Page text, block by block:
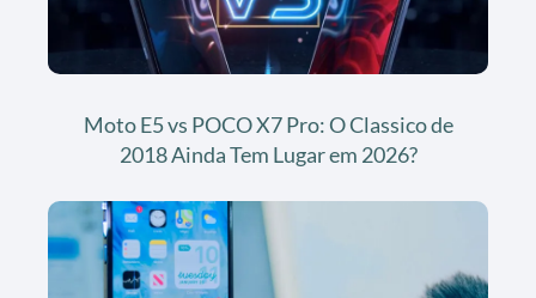
Moto E5 vs POCO X7 Pro: O Classico de
2018 Ainda Tem Lugar em 2026?